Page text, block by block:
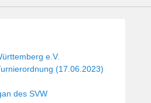
e.V.
(17.06.2023)
des SVW